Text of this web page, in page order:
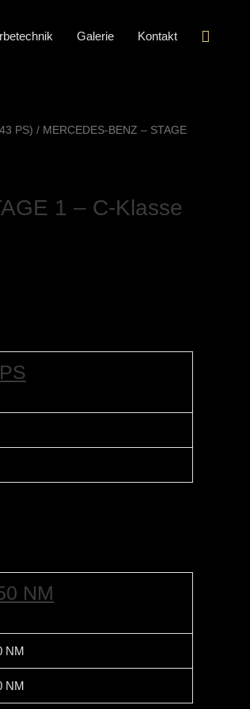
Galerie Kontakt Suche
PS) / MERCEDES-BENZ – STAGE
1 – C-Klasse
NM
NM
NM